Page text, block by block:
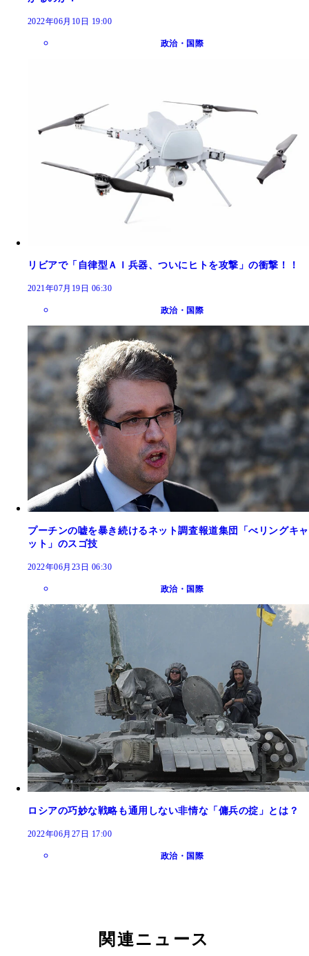
2022年06月10日 19:00
政治・国際
リビアで「自律型ＡＩ兵器、ついにヒトを攻撃」の衝撃！！
2021年07月19日 06:30
政治・国際
プーチンの嘘を暴き続けるネット調査報道集団「べリングキャ
ット」のスゴ技
2022年06月23日 06:30
政治・国際
ロシアの巧妙な戦略も通用しない非情な「傭兵の掟」とは？
2022年06月27日 17:00
政治・国際
関連ニュース